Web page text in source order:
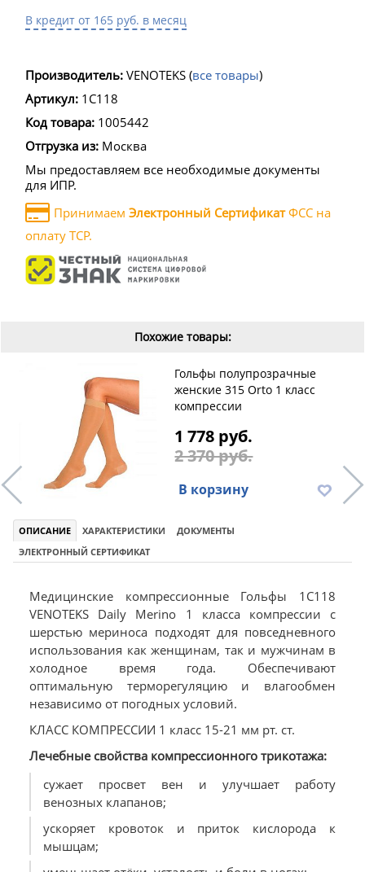
В кредит от 165 руб. в месяц
Производитель: VENOTEKS (все товары)
Артикул: 1C118
Код товара: 1005442
Отгрузка из: Москва
Мы предоставляем все необходимые документы
для ИПР.
Принимаем Электронный СертификатФСС на
оплату ТСР.
Похожие товары:
Гольфы полупрозрачные
женские 315 Orto 1 класс
компрессии
1 778 руб.
2 370 руб.
В корзину
ОПИСАНИЕ ХАРАКТЕРИСТИКИ
ДОКУМЕНТЫ
ЭЛЕКТРОННЫЙ СЕРТИФИКАТ
Медицинские компрессионные Гольфы 1C118
VENOTEKS Daily Merino 1 класса компрессии с
шерстью мериноса подходят для повседневного
использования как женщинам, так и мужчинам в
холодное время года. Обеспечивают
оптимальную терморегуляцию и влагообмен
независимо от погодных уcловий.
КЛАСС КОМПРЕССИИ 1 класс 15-21 мм рт. ст.
Лечебные свойства компрессионного трикотажа:
сужает просвет вен и улучшает работу
венозных клапанов;
ускоряет кровоток и приток кислорода к
мышцам;